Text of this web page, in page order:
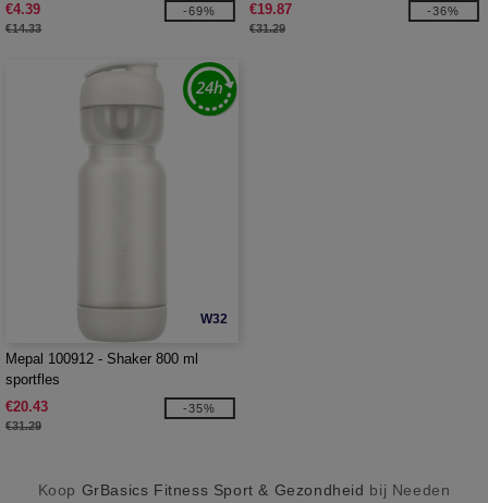
€4.39
€14.33
-69%
€19.87
€31.29
-36%
W32
Mepal 100912 - Shaker 800 ml
sportfles
€20.43
€31.29
-35%
Koop GrBasics Fitness Sport & Gezondheid bij Needen